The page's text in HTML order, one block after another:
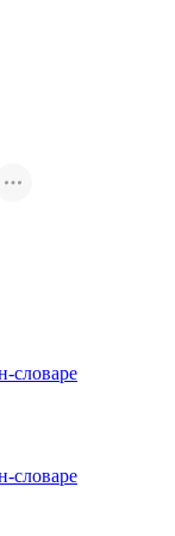
словаре
словаре